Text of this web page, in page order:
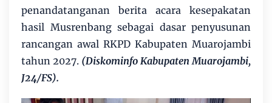
penandatanganan berita acara kesepakatan
hasil Musrenbang sebagai dasar penyusunan
rancangan awal RKPD Kabupaten Muarojambi
tahun 2027. (Diskominfo Kabupaten Muarojambi,
J24/FS).